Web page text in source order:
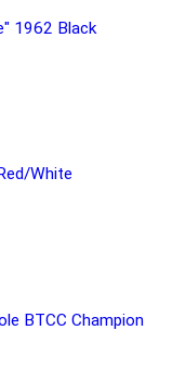
1962 Black
White
BTCC Champion